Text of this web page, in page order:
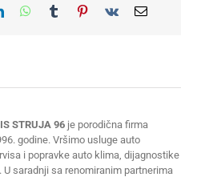
LinkedInWhatsApp
TumblrPinterest
Vk Email
STRUJA 96 je porodična firma
godine. Vršimo usluge auto
i popravke auto klima, dijagnostike
U saradnji sa renomiranim partnerima